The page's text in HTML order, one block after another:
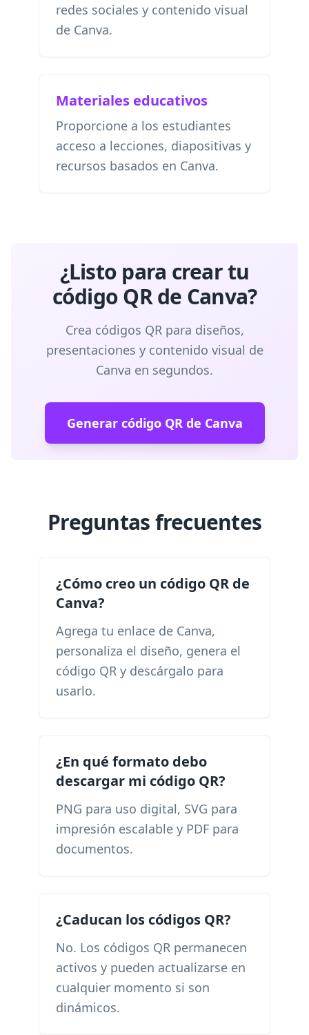
redes sociales y contenido visual
de Canva.
Materiales educativos
Proporcione a los estudiantes
acceso a lecciones, diapositivas y
recursos basados ​​en Canva.
¿Listo para crear tu
código QR de Canva?
Crea códigos QR para diseños,
presentaciones y contenido visual de
Canva en segundos.
Generar código QR de Canva
Preguntas frecuentes
¿Cómo creo un código QR de
Canva?
Agrega tu enlace de Canva,
personaliza el diseño, genera el
código QR y descárgalo para
usarlo.
¿En qué formato debo
descargar mi código QR?
PNG para uso digital, SVG para
impresión escalable y PDF para
documentos.
¿Caducan los códigos QR?
No. Los códigos QR permanecen
activos y pueden actualizarse en
cualquier momento si son
dinámicos.